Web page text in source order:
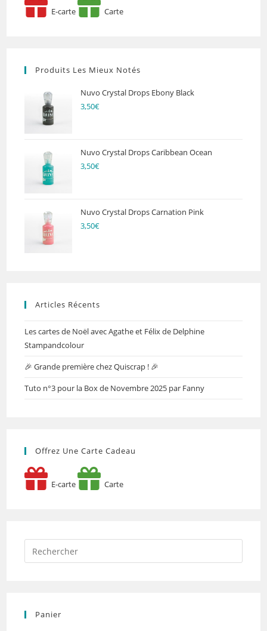
E-carte Carte
Produits Les Mieux Notés
Nuvo Crystal Drops Ebony Black
3,50€
Nuvo Crystal Drops Caribbean Ocean
3,50€
Nuvo Crystal Drops Carnation Pink
3,50€
Articles Récents
Les cartes de Noël avec Agathe et Félix de Delphine
Stampandcolour
🎉 Grande première chez Quiscrap ! 🎉
Tuto n°3 pour la Box de Novembre 2025 par Fanny
Offrez Une Carte Cadeau
E-carte Carte
Panier